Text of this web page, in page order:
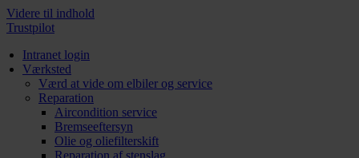
Videre til indhold
Trustpilot
Intranet login
Værksted
Værd at vide om elbiler og service
Reparation
Aircondition service
Bremseeftersyn
Olie og oliefilterskift
Reparation af stenslag